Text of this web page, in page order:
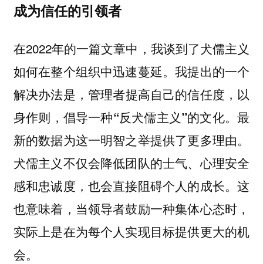
成为信任的引领者
在2022年的一篇文章中，我谈到了犬儒主义
如何在整个组织中迅速蔓延。我提出的一个
解决办法是， 管理者提高自己的信任度，以
身作则，倡导一种“反犬儒主义”的文化。最
新的数据为这一明智之举提供了更多理由。
犬儒主义不仅会降低团队的士气、心理安全
感和忠诚度，也会直接阻碍个人的成长。这
也意味着，当领导者鼓励一种集体心态时，
实际上是在为每个人实现目标提供更大的机
会。